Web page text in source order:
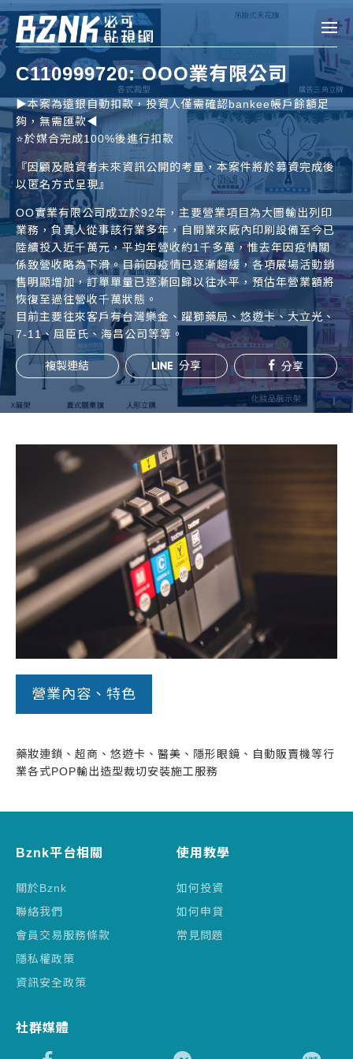
Bznk 必可貼現網
帳款轉讓
投資
申貸
企業融資
企業專案融資
個人融資
房屋副擔保融資
常見問題
帳款轉讓
房屋副擔保融資
平台操作
知識專區
平台介紹
註冊
C110999720: OOO業有限公司
▶️本案為遠銀自動扣款，投資人僅需確認bankee帳戶餘額足
夠，無需匯款◀️
⭐️於媒合完成100%後進行扣款
『因顧及融資者未來資訊公開的考量，本案件將於募資完成後
以匿名方式呈現』
OO實業有限公司成立於92年，主要營業項目為大圖輸出列印
業務，負責人從事該行業多年，自開業來廠內印刷設備至今已
陸續投入近千萬元，平均年營收約1千多萬，惟去年因疫情關
係致營收略為下滑。目前因疫情已逐漸趨緩，各項展場活動銷
售明顯增加，訂單單量已逐漸回歸以往水平，預估年營業額將
恢復至過往營收千萬狀態。
目前主要往來客戶有台灣樂金、躍獅藥局、悠遊卡、大立光、
7-11、屈臣氏、海昌公司等等。
複製連結 分享 分享
營業內容、特色
藥妝連鎖、超商、悠遊卡、醫美、隱形眼鏡、自動販賣機等行
業各式POP輸出造型裁切安裝施工服務
Bznk平台相關
關於Bznk
聯絡我們
會員交易服務條款
隱私權政策
資訊安全政策
使用教學
如何投資
如何申貸
常見問題
社群媒體